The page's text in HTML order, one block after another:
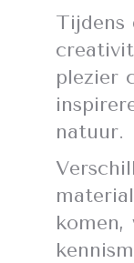
Tijdens
plezier
natuur.
komen,